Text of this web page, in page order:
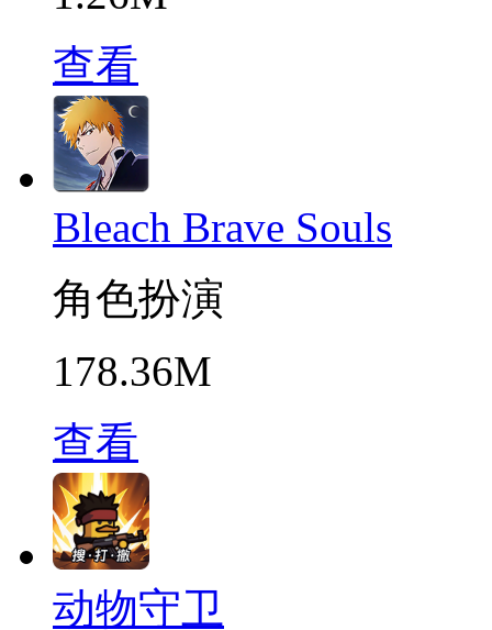
查看
Bleach Brave Souls
角色扮演
178.36M
查看
动物守卫